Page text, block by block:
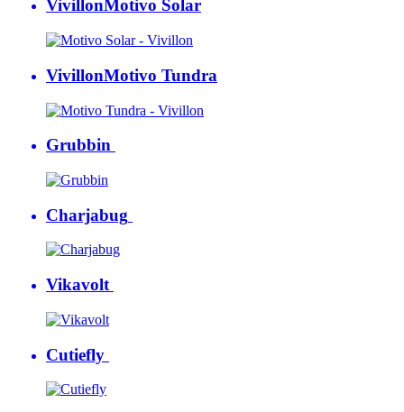
VivillonMotivo Solar
VivillonMotivo Tundra
Grubbin
Charjabug
Vikavolt
Cutiefly